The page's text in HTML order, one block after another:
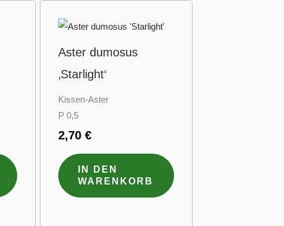
Aster dumosus
‚Starlight‘
Kissen-Aster
P 0,5
2,70€
IN DEN
WARENKORB